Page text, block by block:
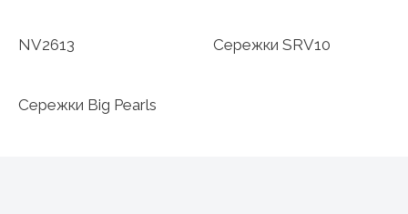
NV2613 Сережки SRV10
Сережки Big Pearls